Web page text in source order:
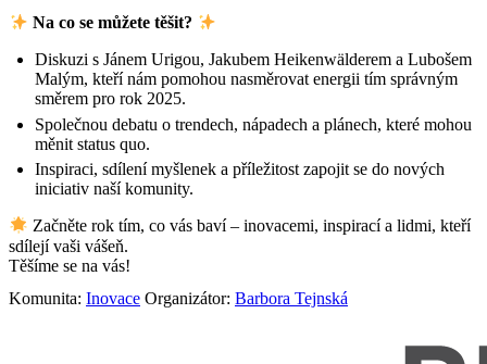
Na co se můžete těšit?
Diskuzi s Jánem Urigou, Jakubem Heikenwälderem a Lubošem
Malým, kteří nám pomohou nasměrovat energii tím správným
směrem pro rok 2025.
Společnou debatu o trendech, nápadech a plánech, které mohou
měnit status quo.
Inspiraci, sdílení myšlenek a příležitost zapojit se do nových
iniciativ naší komunity.
Začněte rok tím, co vás baví – inovacemi, inspirací a lidmi, kteří
sdílejí vaši vášeň.
Těšíme se na vás!
Komunita: Inovace Organizátor: Barbora Tejnská